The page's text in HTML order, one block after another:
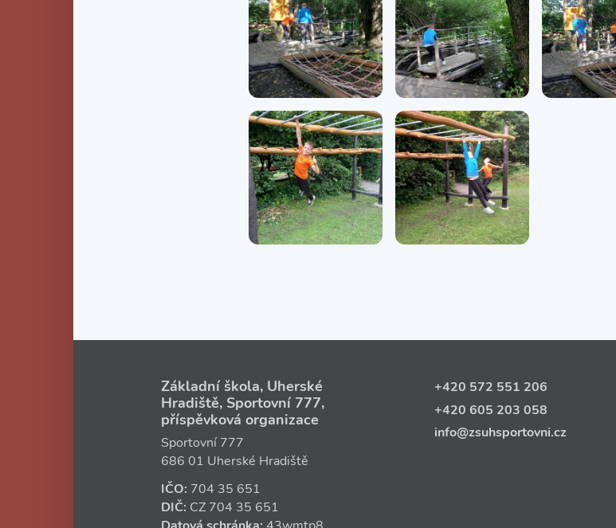
Základní škola, Uherské
Hradiště, Sportovní 777,
příspěvková organizace
Sportovní 777
686 01 Uherské Hradiště
IČO: 704 35 651
DIČ: CZ 704 35 651
+420 572 551 206
+420 605 203 058
info@zsuhsportovni.cz